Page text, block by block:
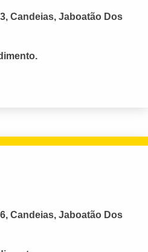
Candeias, Jaboatão Dos
Candeias, Jaboatão Dos